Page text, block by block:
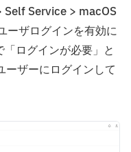
Self Service > macOS
ーザログインを有効に
ログインが必要」と
ザーにログインして